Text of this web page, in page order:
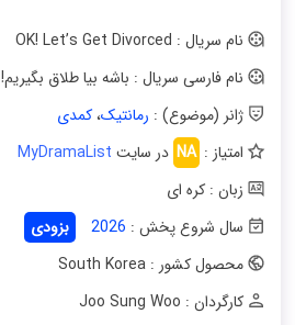
نام سریال : OK! Let’s Get Divorced
نام فارسی سریال : باشه بیا طلاق بگیریم!
ژانر (موضوع) : رمانتیک،کمدی
امتیاز : NA در سایت MyDramaList
زبان : کره ای
سال شروع پخش : 2026
بزودی
محصول کشور : South Korea
کارگردان : Joo Sung Woo